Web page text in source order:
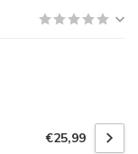
€25,99